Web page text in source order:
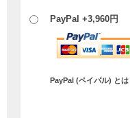
PayPal +3,960円
PayPal (ペイパル) とは